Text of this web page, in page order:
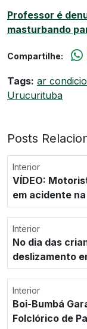
Professor é
masturbando
Compartilhe:
Tags: ar
Urucurituba
Posts
Interior
VÍDEO:
em acidente
Interior
No dia das
deslizamento
Interior
Boi-Bumbá
Folclórico de